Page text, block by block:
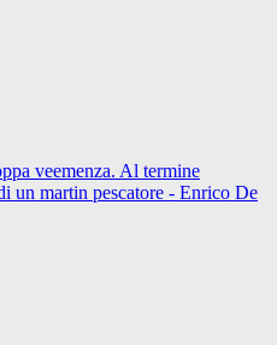
veemenza. Al termine
un martin pescatore - Enrico De